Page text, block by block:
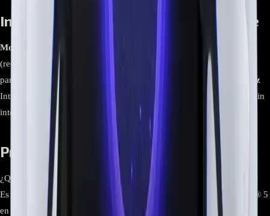
Información Relevante para el cliente
Modelo PlayStation Portal - Latam
PlayStation® 5
(requiere conexión remota)
Reproductor remoto
para PS5
Pantalla Sonido envolvente
Interfaz
Intuitiva y fácil de usar
Optimizada para transmisión sin
interrupciones Juegos incluidos No incluye juegos
Preguntas Frecuentes
¿Qué es el PlayStation Portal?
Es un reproductor remoto diseñado para jugar títulos de PlayStation® 5
en cualquier lugar a través de una conexión con tu consola.